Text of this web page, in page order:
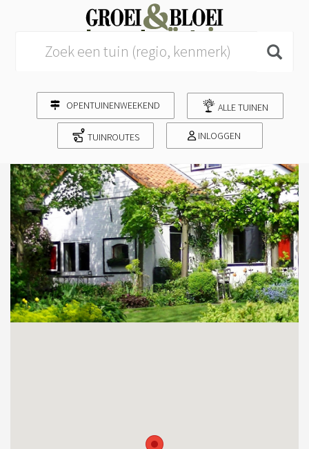
OPENTUINENWEEKEND ALLE TUINEN
TUINROUTES INLOGGEN